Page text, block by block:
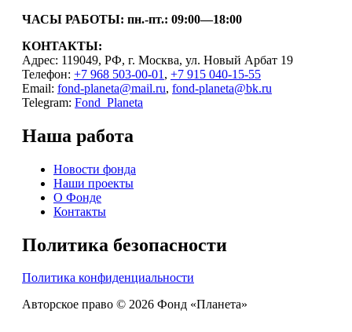
ЧАСЫ РАБОТЫ: пн.-пт.: 09:00—18:00
КОНТАКТЫ:
Адрес: 119049, РФ, г. Москва, ул. Новый Арбат 19
Телефон: +7 968 503-00-01 , +7 915 040-15-55
Email: fond-planeta@mail.ru, fond-planeta@bk.ru
Telegram: Fond_Planeta
Наша работа
Новости фонда
Наши проекты
О Фонде
Контакты
Политика безопасности
Политика конфиденциальности
Авторское право © 2026 Фонд «Планета»